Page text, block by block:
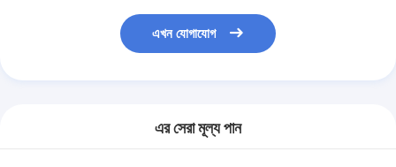
এখন যোগাযোগ
এর সেরা মূল্য পান